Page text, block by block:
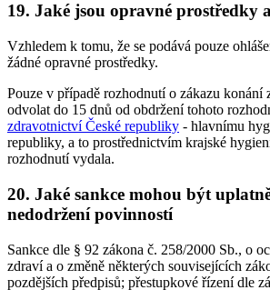
19. Jaké jsou opravné prostředky
Vzhledem k tomu, že se podává pouze
žádné opravné prostředky.
Pouze v případě rozhodnutí o zákazu konání
odvolat do 15 dnů od obdržení tohoto
zdravotnictví České republiky - hlavnímu
republiky, a to prostřednictvím krajské
rozhodnutí vydala.
20. Jaké sankce mohou být
nedodržení povinností
Sankce dle § 92 zákona č. 258/2000 Sb., o
zdraví a o změně některých souvisejících
pozdějších předpisů; přestupkové řízení dle